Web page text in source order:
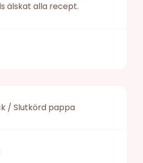
älskat alla recept.
/ Slutkörd pappa